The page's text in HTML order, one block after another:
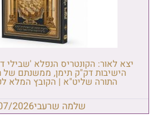
יצא לאור: הקונטריס הנפלא 'שבילי
הישיבות דק"ק תימן, ממשנתם של
התורה שליט"א | הקובץ המלא
שלמה שרעבי2026